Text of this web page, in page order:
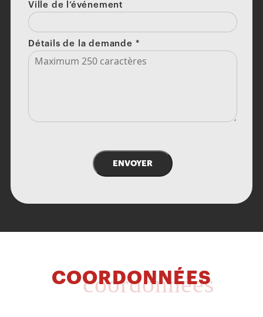
Ville de l’événement
Détails de la demande *
ENVOYER
COORDONNÉES
coordonnées